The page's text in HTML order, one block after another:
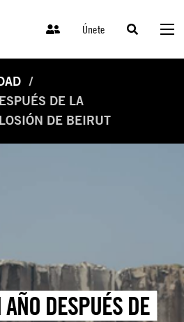
Únete
DE LA
DE BEIRUT
DESPUÉS DE